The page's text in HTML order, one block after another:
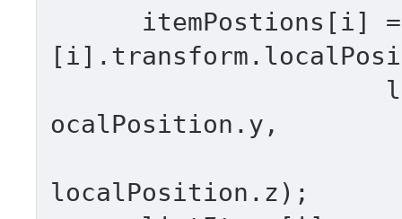
itemPostions[i]
ocalPosition.y,
localPosition.z);